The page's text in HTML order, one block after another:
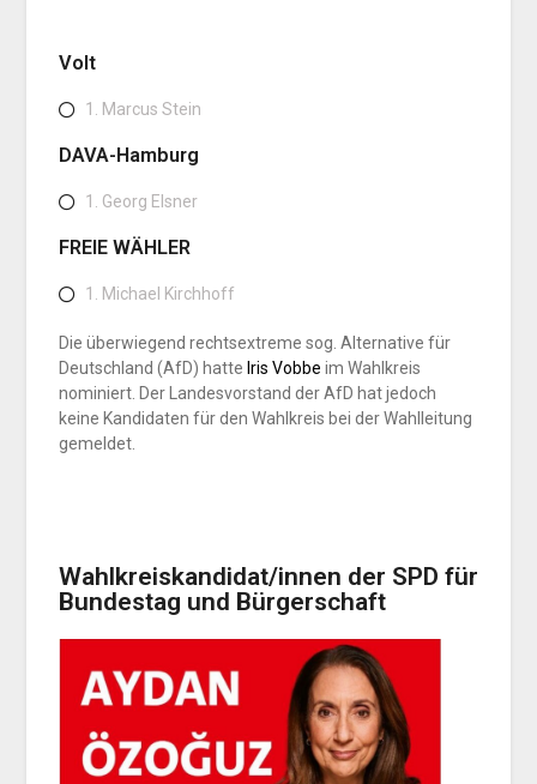
Volt
1. Marcus Stein
DAVA-Hamburg
1. Georg Elsner
FREIE WÄHLER
1. Michael Kirchhoff
Die überwiegend rechtsextreme sog. Alternative für
Deutschland (AfD) hatte Iris Vobbe im Wahlkreis
nominiert. Der Landesvorstand der AfD hat jedoch
keine Kandidaten für den Wahlkreis bei der Wahlleitung
gemeldet.
Wahlkreiskandidat/innen der SPD für
Bundestag und Bürgerschaft